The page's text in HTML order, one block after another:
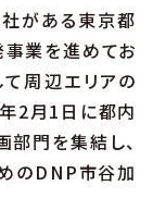
がある東京都
業を進めてお
周辺エリアの
2月1日に都内
門を集結し、
のDNP市谷加